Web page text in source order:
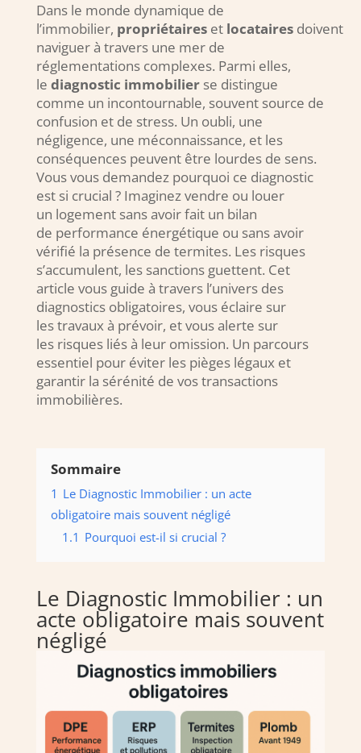
Dans le monde dynamique de
l’immobilier, propriétaireset locatairesdoivent
naviguer à travers une mer de
réglementations complexes. Parmi elles,
le diagnostic immobilierse distingue
comme un incontournable, souvent source de
confusion et de stress. Un oubli, une
négligence, une méconnaissance, et les
conséquences peuvent être lourdes de sens.
Vous vous demandez pourquoi ce diagnostic
est si crucial ? Imaginez vendre ou louer
un logement sans avoir fait un bilan
de performance énergétique ou sans avoir
vérifié la présence de termites. Les risques
s’accumulent, les sanctions guettent. Cet
article vous guide à travers l’univers des
diagnostics obligatoires, vous éclaire sur
les travaux à prévoir, et vous alerte sur
les risques liés à leur omission. Un parcours
essentiel pour éviter les pièges légaux et
garantir la sérénité de vos transactions
immobilières.
Sommaire
1 Le Diagnostic Immobilier : un acte
obligatoire mais souvent négligé
1.1 Pourquoi est-il si crucial ?
Le Diagnostic Immobilier : un
acte obligatoire mais souvent
négligé